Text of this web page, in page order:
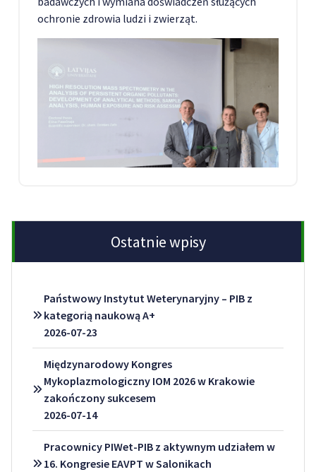
ochronie zdrowia ludzi i zwierząt.
Ostatnie wpisy
Państwowy Instytut Weterynaryjny – PIB z
kategorią naukową A+
2026-07-23
Międzynarodowy Kongres
Mykoplazmologiczny IOM 2026 w Krakowie
zakończony sukcesem
2026-07-14
Pracownicy PIWet-PIB z aktywnym udziałem w
16. Kongresie EAVPT w Salonikach